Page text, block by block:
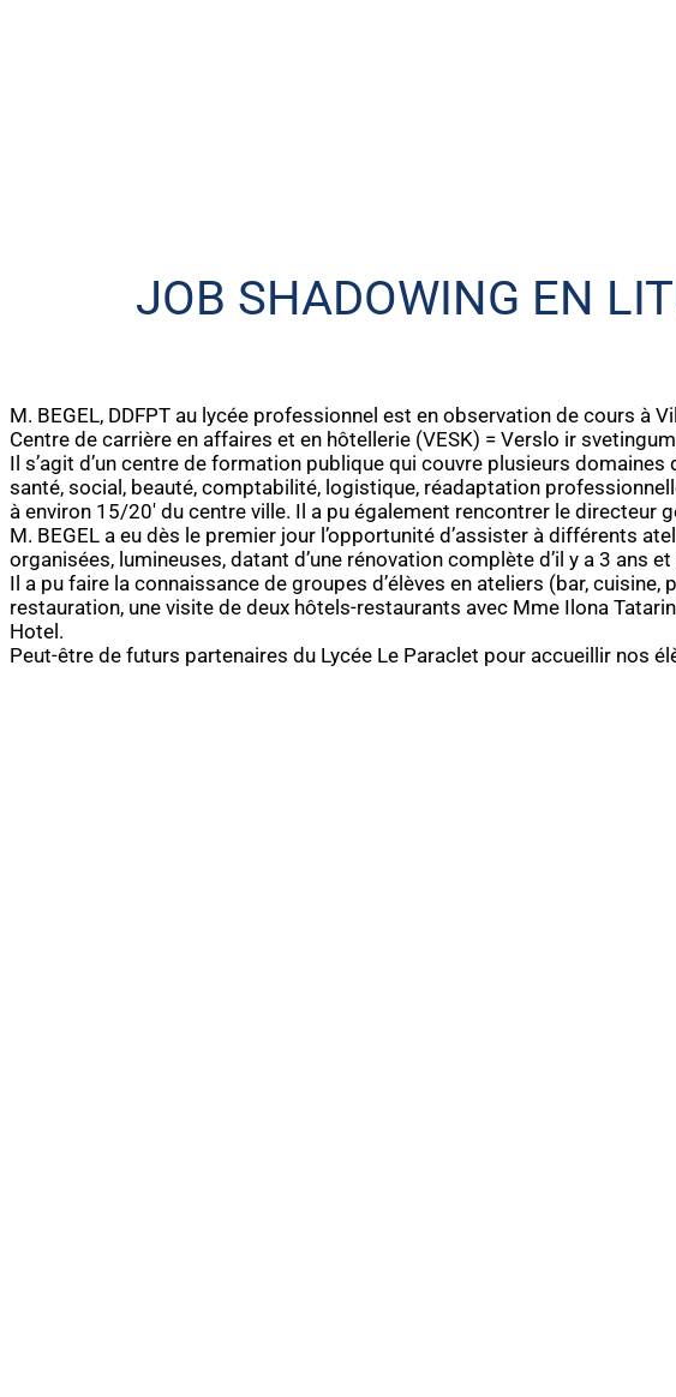
JOB SHADOWING EN
M. BEGEL, DDFPT au lycée professionnel est en observation de cours à
Centre de carrière en affaires et en hôtellerie (VESK) = Verslo ir
Il s’agit d’un centre de formation publique qui couvre plusieurs
santé, social, beauté, comptabilité, logistique, réadaptation
à environ 15/20′ du centre ville. Il a pu également rencontrer le
M. BEGEL a eu dès le premier jour l’opportunité d’assister à différents
organisées, lumineuses, datant d’une rénovation complète d’il y a 3
Il a pu faire la connaissance de groupes d’élèves en ateliers (bar,
restauration, une visite de deux hôtels-restaurants avec Mme Ilona
Hotel.
Peut-être de futurs partenaires du Lycée Le Paraclet pour accueillir nos